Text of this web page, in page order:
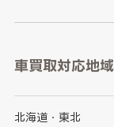
車買取対応地
北海道・東北